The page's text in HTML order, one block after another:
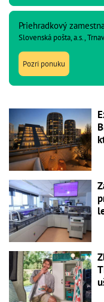
Priehradkový
Slovenská pošta, a.s.,
Pozri ponuku